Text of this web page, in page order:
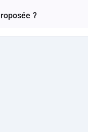
?